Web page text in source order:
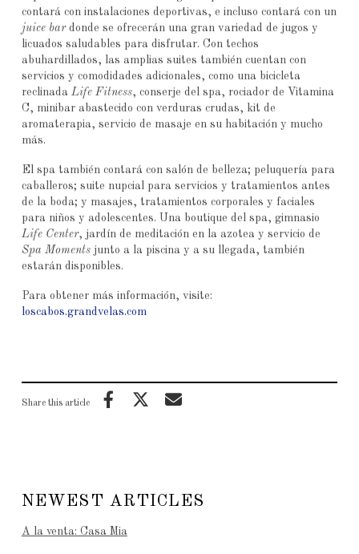
contará con instalaciones deportivas, e incluso contará con un
juice bardonde se ofrecerán una gran variedad de jugos y
licuados saludables para disfrutar. Con techos
abuhardillados, las amplias suites también cuentan con
servicios y comodidades adicionales, como una bicicleta
reclinada Life Fitness, conserje del spa, rociador de Vitamina
C, minibar abastecido con verduras crudas, kit de
aromaterapia, servicio de masaje en su habitación y mucho
más.
El spa también contará con salón de belleza; peluquería para
caballeros; suite nupcial para servicios y tratamientos antes
de la boda; y masajes, tratamientos corporales y faciales
para niños y adolescentes. Una boutique del spa, gimnasio
Life Center, jardín de meditación en la azotea y servicio de
Spa Moments junto a la piscina y a su llegada, también
estarán disponibles.
Para obtener más información, visite:
loscabos.grandvelas.com
Share this article
NEWEST ARTICLES
A la venta: Casa Mia